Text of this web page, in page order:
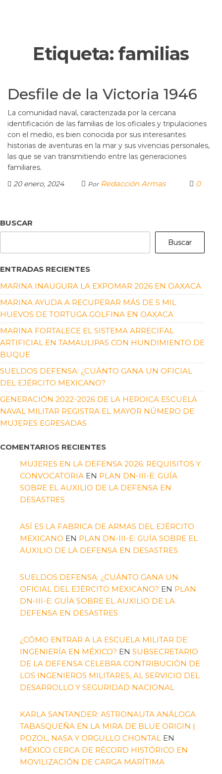
Etiqueta: familias
Desfile de la Victoria 1946
La comunidad naval, caracterizada por la cercana
identificación de las familias de los oficiales y tripulaciones
con el medio, es bien conocida por sus interesantes
historias de aventuras en la mar y sus vivencias personales,
las que se van transmitiendo entre las generaciones
familiares.
20 enero, 2024
Por Redacción Armas 0
BUSCAR
Buscar
ENTRADAS RECIENTES
MARINA INAUGURA LA EXPOMAR 2026 EN OAXACA
MARINA AYUDA A RECUPERAR MÁS DE 5 MIL
HUEVOS DE TORTUGA GOLFINA EN OAXACA
MARINA FORTALECE EL SISTEMA ARRECIFAL
ARTIFICIAL EN TAMAULIPAS CON HUNDIMIENTO DE
BUQUE
SUELDOS DEFENSA: ¿CUÁNTO GANA UN OFICIAL
DEL EJÉRCITO MEXICANO?
GENERACIÓN 2022-2026 DE LA HEROICA ESCUELA
NAVAL MILITAR REGISTRA EL MAYOR NÚMERO DE
MUJERES EGRESADAS
COMENTARIOS RECIENTES
MUJERES EN LA DEFENSA 2026: REQUISITOS Y
CONVOCATORIA EN PLAN DN-III-E: GUÍA
SOBRE EL AUXILIO DE LA DEFENSA EN
DESASTRES
ASÍ ES LA FABRICA DE ARMAS DEL EJÉRCITO
MEXICANO EN PLAN DN-III-E: GUÍA SOBRE EL
AUXILIO DE LA DEFENSA EN DESASTRES
SUELDOS DEFENSA: ¿CUÁNTO GANA UN
OFICIAL DEL EJÉRCITO MEXICANO? EN PLAN
DN-III-E: GUÍA SOBRE EL AUXILIO DE LA
DEFENSA EN DESASTRES
¿CÓMO ENTRAR A LA ESCUELA MILITAR DE
INGENIERÍA EN MÉXICO? EN SUBSECRETARIO
DE LA DEFENSA CELEBRA CONTRIBUCIÓN DE
LOS INGENIEROS MILITARES, AL SERVICIO DEL
DESARROLLO Y SEGURIDAD NACIONAL
KARLA SANTANDER: ASTRONAUTA ANÁLOGA
TABASQUEÑA EN LA MIRA DE BLUE ORIGIN |
POZOL, NASA Y ORGULLO CHONTAL EN
MÉXICO CERCA DE RÉCORD HISTÓRICO EN
MOVILIZACIÓN DE CARGA MARÍTIMA